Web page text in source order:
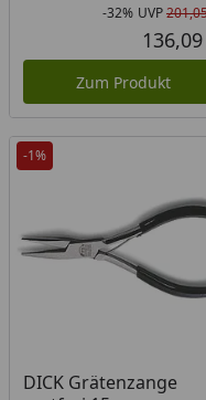
-32% UVP
Zum Produkt
-1%
DICK Grätenzange